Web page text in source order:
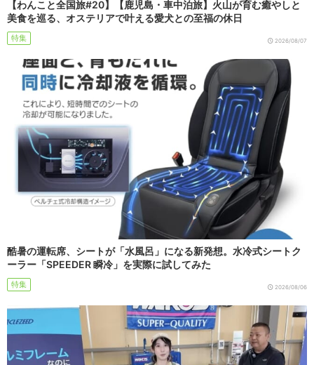
【わんこと全国旅#20】【鹿児島・車中泊旅】火山が育む癒やしと
美食を巡る、オステリアで叶える愛犬との至福の休日
特集 2026/08/07
酷暑の運転席、シートが「水風呂」になる新発想。水冷式シートク
ーラー「SPEEDER 瞬冷」を実際に試してみた
特集 2026/08/06